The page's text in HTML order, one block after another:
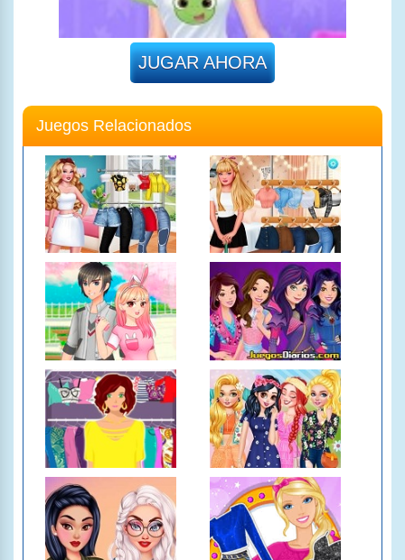
JUGAR AHORA
Juegos Relacionados